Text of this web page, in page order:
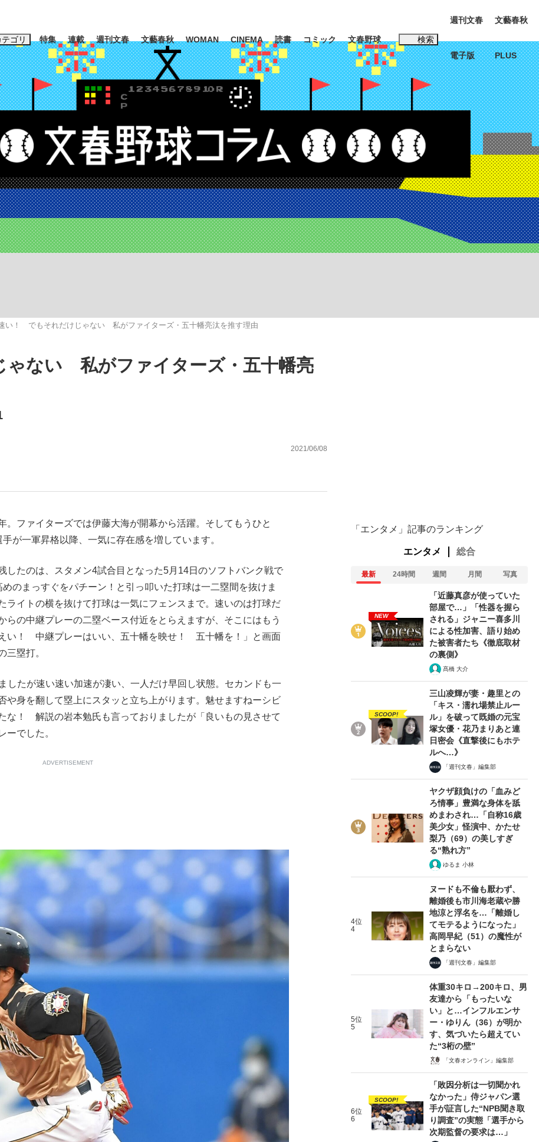
テゴリ
ス エンタメ ライフ ビジネス インタビュー 読書
て明かした日本代表監督に... 「最悪の空気のまま解散」WBC日本代表“敗戦”の真実 選手が明かす...
パン選手が証言した“NPB聞... 「クマが悪者扱いされているのが悲しい」『北の国から』倉本聰氏（91...
もっと見る
特集
観る将棋、読む将棋
もっと見る
連載 週刊文春 文藝春秋 WOMAN CINEMA 読書 コミック 文春野球 検索
キーワード入力
ーワードタグ一覧
山凌輝 #高市早苗 #後藤真希 #森岡毅 #城彰二 #内田有紀
#松田聖子
#亀和田武
週刊文春
電子版
文藝春秋
PLUS
い！ でもそれだけじゃない 私がファイターズ・五十幡亮汰を推す理由
ない 私がファイターズ・五十幡亮
2021/06/08
ファイターズでは伊藤大海が開幕から活躍。そしてもうひと
が一軍昇格以降、一気に存在感を増しています。
たのは、スタメン4試合目となった5月14日のソフトバンク戦で
のまっすぐをパチーン！と引っ叩いた打球は一二塁間を抜けま
ライトの横を抜けて打球は一気にフェンスまで。速いのは打球だ
らの中継プレーの二塁ベース付近をとらえますが、そこにはもう
い！ 中継プレーはいい、五十幡を映せ！ 五十幡を！」と画面
三塁打。
たが速い速い加速が凄い、一人だけ早回し状態。セカンドも一
や身を翻して塁上にスタッと立ち上がります。魅せますねーシビ
な！ 解説の岩本勉氏も言っておりましたが「良いもの見させて
ーでした。
ADVERTISEMENT
「エンタメ」記事のランキング
エンタメ 総合
最新 24時間 週間 月間 写真
NEW
「近藤真彦が使っていた
部屋で…」「性器を握ら
される」ジャニー喜多川
による性加害、語り始め
た被害者たち《徹底取材
の裏側》
髙橋 大介
SCOOP!
三山凌輝が妻・趣里との
「キス・濡れ場禁止ルー
ル」を破って既婚の元宝
塚女優・花乃まりあと連
日密会《直撃後にもホテ
ルへ…》
「週刊文春」編集部
ヤクザ顔負けの「血みど
ろ情事」豊満な身体を舐
めまわされ…「自称16歳
美少女」怪演中、かたせ
梨乃（69）の美しすぎ
る“熟れ方”
ゆるま 小林
4位
4
ヌードも不倫も厭わず、
離婚後も市川海老蔵や勝
地涼と浮名を…「離婚し
てモテるようになった」
高岡早紀（51）の魔性が
とまらない
「週刊文春」編集部
5位
5
体重30キロ→200キロ、男
友達から「もったいな
い」と…インフルエンサ
ー・ゆりん（36）が明か
す、気づいたら超えてい
た“3桁の壁”
「文春オンライン」編集部
6位
6
SCOOP!
「敗因分析は一切聞かれ
なかった」侍ジャパン選
手が証言した“NPB聞き取
り調査”の実態「選手から
次期監督の要求は…」